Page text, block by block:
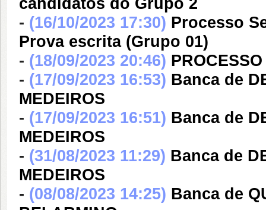
candidatos do Grupo 2
- (16/10/2023 17:30) Processo
Prova escrita (Grupo 01)
- (18/09/2023 20:46)
- (17/09/2023 16:53) Banca de
MEDEIROS
- (17/09/2023 16:51) Banca de
MEDEIROS
- (31/08/2023 11:29) Banca de
MEDEIROS
- (08/08/2023 14:25) Banca de